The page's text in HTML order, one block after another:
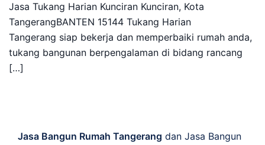
Jasa Tukang Harian Kunciran Kunciran, Kota
TangerangBANTEN 15144 Tukang Harian
Tangerang siap bekerja dan memperbaiki rumah anda,
tukang bangunan berpengalaman di bidang rancang
[…]
Jasa Bangun Rumah Tangerang dan Jasa Bangun